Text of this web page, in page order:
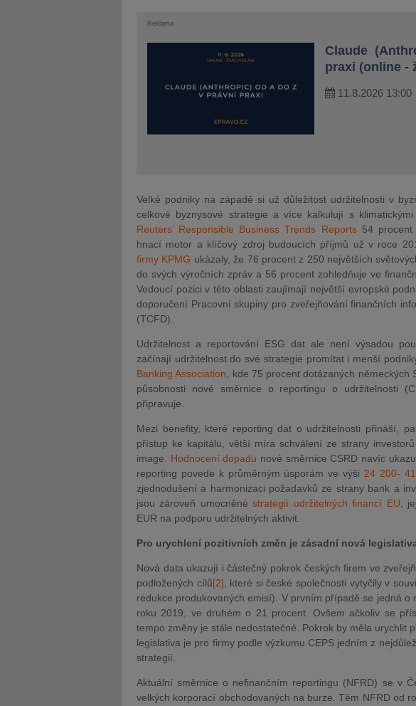
Reklama
Claude
praxi (online -
11.8.2026 13:00
Velké podniky na západě si už důležitost udržitelnosti v
celkové byznysové strategie a více kalkulují s
Reuters’ Responsible Business Trends Reports54 procent
hnací motor a klíčový zdroj budoucích příjmů už v roce
firmy KPMG ukázaly, že 76 procent z 250 největších
do svých výročních zpráv a 56 procent zohledňuje ve
Vedoucí pozici v této oblasti zaujímají největší evropské
doporučení Pracovní skupiny pro zveřejňování finančních
(TCFD).
Udržitelnost a reportování ESG dat ale není výsadou
začínají udržitelnost do své strategie promítat i menší
Banking Association , kde 75 procent dotázaných
působnosti nové směrnice o reportingu o udržitelnosti
připravuje.
Mezi benefity, které reporting dat o udržitelnosti přináší,
přístup ke kapitálu, větší míra schválení ze strany
image. Hodnocení dopadu nové směrnice CSRD navíc
reporting povede k průměrným úsporám ve výši 24 200-
zjednodušení a harmonizaci požadavků ze strany bank a
jsou zároveň umocněnéstrategií udržitelných financí EU ,
EUR na podporu udržitelných aktivit.
Pro urychlení pozitivních změn je zásadní nová
Nová data ukazují i částečný pokrok českých firem ve
podložených cílů[2] , které si české společnosti vytyčily v
redukce produkovaných emisí). V prvním případě se jedná o
roku 2019, ve druhém o 21 procent. Ovšem ačkoliv se
tempo změny je stále nedostatečné. Pokrok by měla urychlit
legislativa je pro firmy podle výzkumu CEPS jedním z
strategií.
Aktuální směrnice o nefinančním reportingu (NFRD) se v
velkých korporací obchodovaných na burze. Těm NFRD od